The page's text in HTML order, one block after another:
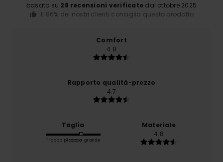
basato su 28 recensioni verificate dal ottobre 2025
Il 86% dei nostri clienti consiglia questo prodotto
Comfort
4.8
Rapporto qualità-prezzo
4.7
Taglia
Troppo piccoloTroppo grande
Materiale
4.8